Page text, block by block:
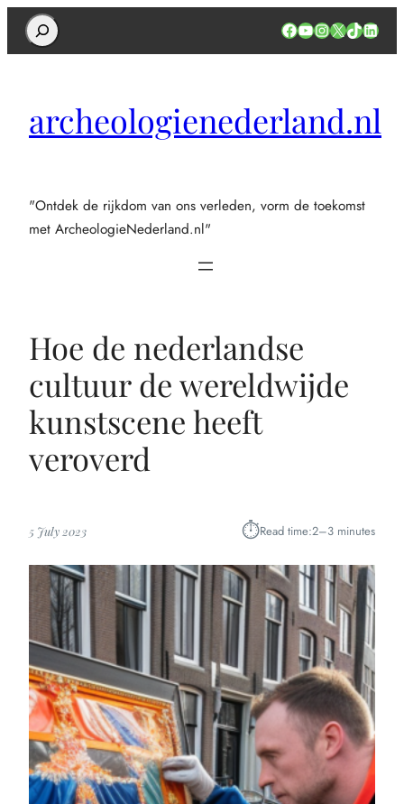
Search Facebook
YouTube
Instagram
X TikTok
archeologienederland.nl
"Ontdek de rijkdom van ons verleden, vorm de toekomst
met ArcheologieNederland.nl"
Hoe de nederlandse
cultuur de wereldwijde
kunstscene heeft
veroverd
5 July 2023 ⏱︎Read time:2–3 minutes